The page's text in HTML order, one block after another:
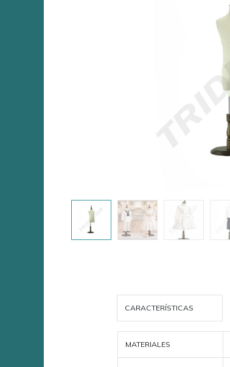
CARACTERÍSTICAS
MATERIALES